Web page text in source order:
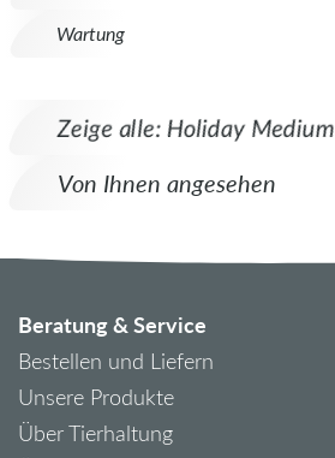
Wartung
Zeige alle: Holiday Medium
Von Ihnen angesehen
Beratung & Service
Bestellen und Liefern
Unsere Produkte
Über Tierhaltung